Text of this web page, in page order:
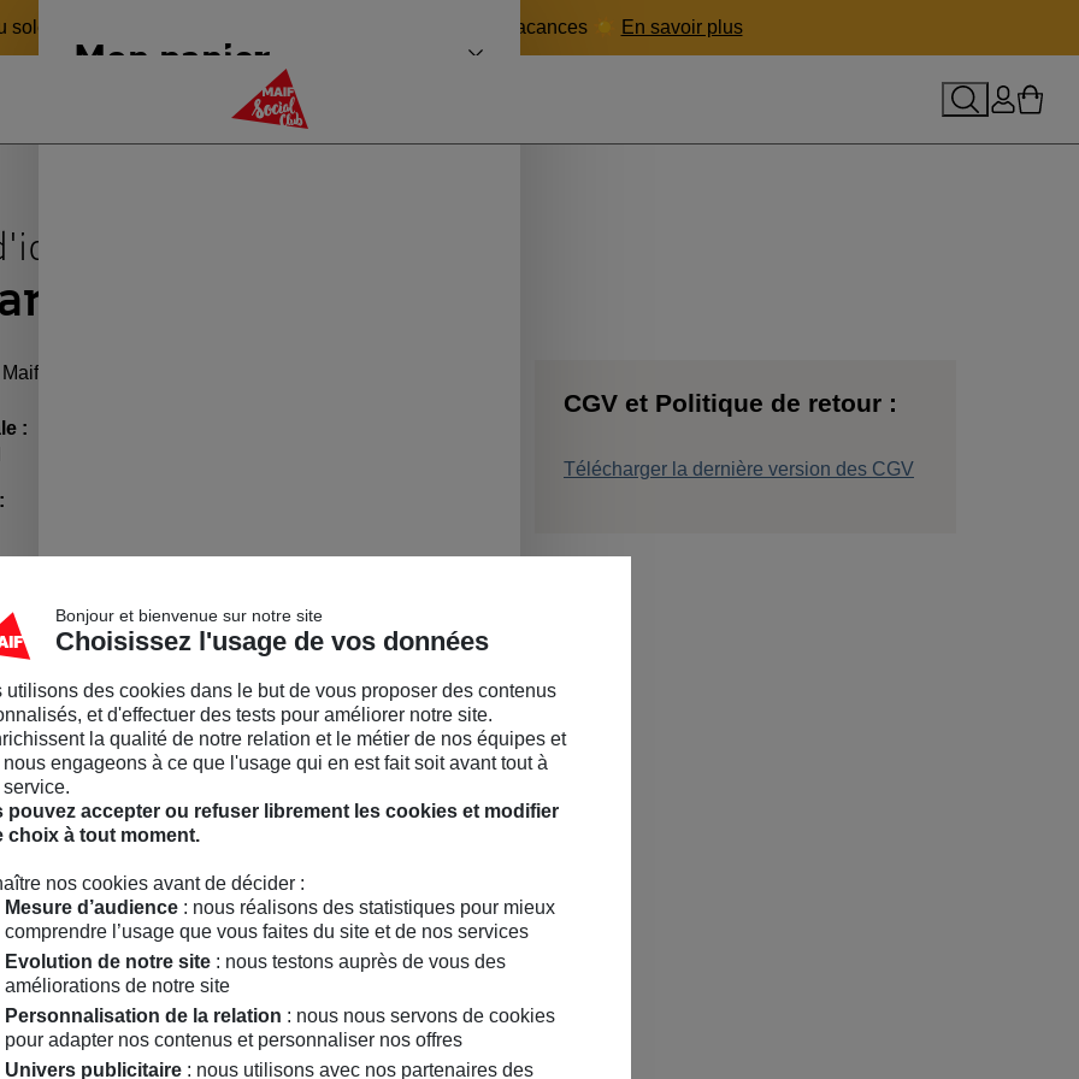
soleil 🏖️ pour revenir en pleine forme le 24 août ! Bonnes vacances ☀️ En savoir plus
MAIF Social Club
Rechercher
Se Mon
:
Social Club depuis le 06/05/2026
CGV et Politique de retour :
Télécharger la dernière version des CGV
:
BINET
TVA :
FR78915084248
LA BOUTIQUE
Permanente
Diapositive suivante
NOUVEAUTÉS 🔥
LOISIRS & TECH
Voir toute la boutique
Mon panier Fermer le panier
Bonjour et bienvenue sur notre site
Choisissez l'usage de vos données
utilisons des cookies dans le but de vous proposer des contenus
et d'effectuer des tests pour améliorer notre site.
la qualité de notre relation et le métier de nos équipes et
nous engageons à ce que l'usage qui en est fait soit avant tout à
pouvez accepter ou refuser librement les cookies et modifier
choix à tout moment.
nos cookies avant de décider :
Mesure d’audience : nous réalisons des statistiques pour mieux
comprendre l’usage que vous faites du site et de nos services
Evolution de notre site : nous testons auprès de vous des
améliorations de notre site
Personnalisation de la relation : nous nous servons de cookies
pour adapter nos contenus et personnaliser nos offres
Univers publicitaire : nous utilisons avec nos partenaires des